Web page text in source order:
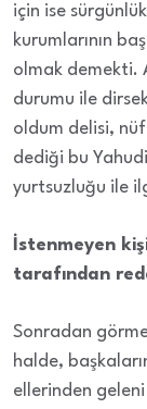
için ise
kurumlarının
olmak demekti.
durumu ile
oldum delisi,
dediği bu
yurtsuzluğu ile
İstenmeyen
tarafından
Sonradan
halde,
ellerinden geleni